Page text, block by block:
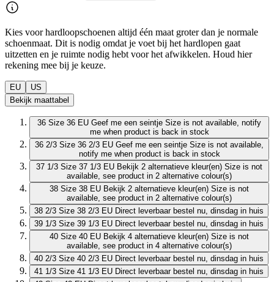
Kies voor hardloopschoenen altijd één maat groter dan je normale
schoenmaat. Dit is nodig omdat je voet bij het hardlopen gaat
uitzetten en je ruimte nodig hebt voor het afwikkelen. Houd hier
rekening mee bij je keuze.
EU
US
Bekijk maattabel
36 Size 36 EU Geef me een seintje Size is not available, notify
me when product is back in stock
36 2/3 Size 36 2/3 EU Geef me een seintje Size is not available,
notify me when product is back in stock
37 1/3 Size 37 1/3 EU Bekijk 2 alternatieve kleur(en) Size is not
available, see product in 2 alternative colour(s)
38 Size 38 EU Bekijk 2 alternatieve kleur(en) Size is not
available, see product in 2 alternative colour(s)
38 2/3 Size 38 2/3 EU Direct leverbaar bestel nu, dinsdag in huis
39 1/3 Size 39 1/3 EU Direct leverbaar bestel nu, dinsdag in huis
40 Size 40 EU Bekijk 4 alternatieve kleur(en) Size is not
available, see product in 4 alternative colour(s)
40 2/3 Size 40 2/3 EU Direct leverbaar bestel nu, dinsdag in huis
41 1/3 Size 41 1/3 EU Direct leverbaar bestel nu, dinsdag in huis